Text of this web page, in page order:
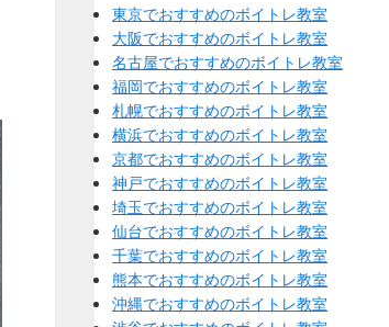
東京でおすすめのボイトレ教室
大阪でおすすめのボイトレ教室
名古屋でおすすめのボイトレ教室
福岡でおすすめのボイトレ教室
札幌でおすすめのボイトレ教室
横浜でおすすめのボイトレ教室
京都でおすすめのボイトレ教室
神戸でおすすめのボイトレ教室
埼玉でおすすめのボイトレ教室
仙台でおすすめのボイトレ教室
千葉でおすすめのボイトレ教室
熊本でおすすめのボイトレ教室
沖縄でおすすめのボイトレ教室